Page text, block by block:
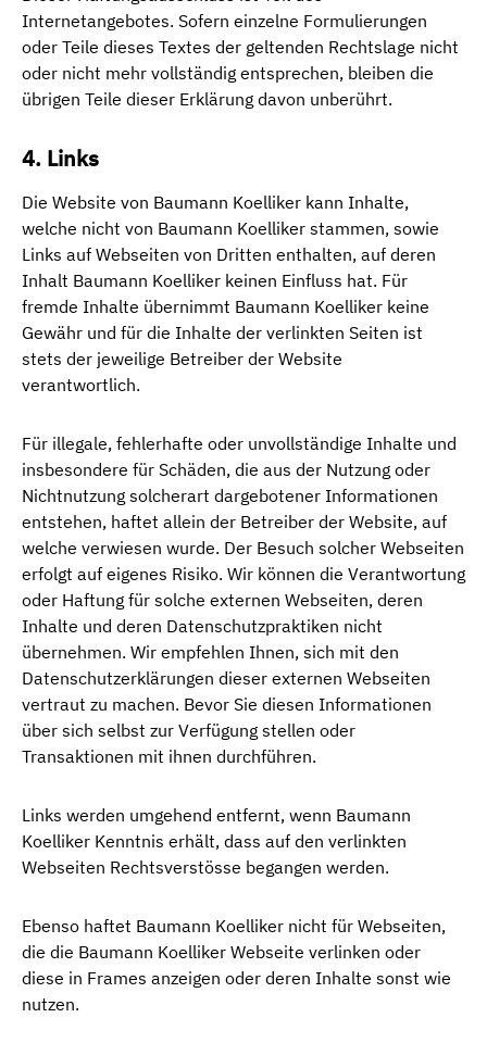
Internetangebotes. Sofern einzelne Formulierungen
oder Teile dieses Textes der geltenden Rechtslage nicht
oder nicht mehr vollständig entsprechen, bleiben die
übrigen Teile dieser Erklärung davon unberührt.
4. Links
Die Website von Baumann Koelliker kann Inhalte,
welche nicht von Baumann Koelliker stammen, sowie
Links auf Webseiten von Dritten enthalten, auf deren
Inhalt Baumann Koelliker keinen Einfluss hat. Für
fremde Inhalte übernimmt Baumann Koelliker keine
Gewähr und für die Inhalte der verlinkten Seiten ist
stets der jeweilige Betreiber der Website
verantwortlich.
Für illegale, fehlerhafte oder unvollständige Inhalte und
insbesondere für Schäden, die aus der Nutzung oder
Nichtnutzung solcherart dargebotener Informationen
entstehen, haftet allein der Betreiber der Website, auf
welche verwiesen wurde. Der Besuch solcher Webseiten
erfolgt auf eigenes Risiko. Wir können die Verantwortung
oder Haftung für solche externen Webseiten, deren
Inhalte und deren Datenschutzpraktiken nicht
übernehmen. Wir empfehlen Ihnen, sich mit den
Datenschutzerklärungen dieser externen Webseiten
vertraut zu machen. Bevor Sie diesen Informationen
über sich selbst zur Verfügung stellen oder
Transaktionen mit ihnen durchführen.
Links werden umgehend entfernt, wenn Baumann
Koelliker Kenntnis erhält, dass auf den verlinkten
Webseiten Rechtsverstösse begangen werden.
Ebenso haftet Baumann Koelliker nicht für Webseiten,
die die Baumann Koelliker Webseite verlinken oder
diese in Frames anzeigen oder deren Inhalte sonst wie
nutzen.